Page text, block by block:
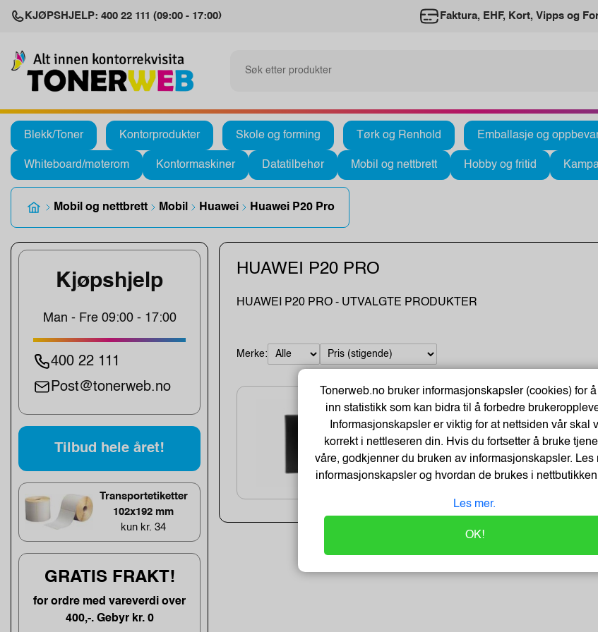
KJØPSHJELP: 400 22 111 (09:00 - 17:00) Faktura, EHF, Kort, Vipps og
Blekk/Toner Kontorprodukter Skole og forming Tørk og Renhold Emballasje og
Whiteboard/møterom Kontormaskiner Datatilbehør Mobil og nettbrett Hobby og fritid
Mobil og nettbrett Mobil Huawei Huawei P20 Pro
Kjøpshjelp
Man - Fre 09:00 - 17:00
400 22 111
Post@tonerweb.no
Tilbud hele året!
Transportetiketter
102x192 mm
kun kr. 34
GRATIS FRAKT!
for ordre med vareverdi over
400,-. Gebyr kr. 0
HUAWEI P20 PRO
HUAWEI P20 PRO - UTVALGTE PRODUKTER
Merke:
GEAR Lommebokveske svart Huawei P20 Pro
Varenummer:285869 /658645
Lagerstatus:1350 stk på lager.
Sendes om:2-3 dager
Bestillingsvare - Produktet kan ikke bli returnert eller kansellert
Tonerweb.no bruker informasjonskapsler (cookies) for
inn statistikk som kan bidra til å forbedre
Informasjonskapsler er viktig for at nettsiden vår skal
korrekt i nettleseren din. Hvis du fortsetter å bruke
våre, godkjenner du bruken av informasjonskapsler. Les
informasjonskapsler og hvordan de brukes i
Les mer.
OK!